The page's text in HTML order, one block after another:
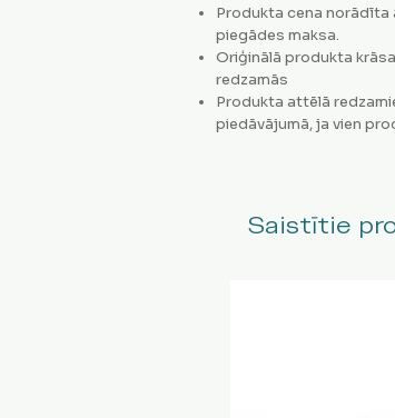
Produkta cena
piegādes maksa.
Oriģinālā produkta
redzamās
Produkta attēlā
piedāvājumā, ja vien
Saistītie